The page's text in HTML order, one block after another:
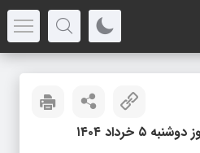
خرداد ۱۴۰۴